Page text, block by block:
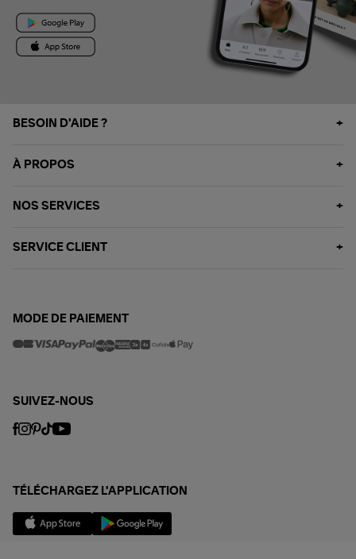
BESOIN D'AIDE ?
À PROPOS
NOS SERVICES
SERVICE CLIENT
MODE DE PAIEMENT
SUIVEZ-NOUS
TÉLÉCHARGEZ L'APPLICATION